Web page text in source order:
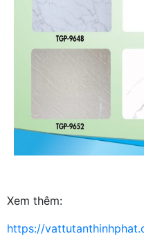
Xem thêm:
https://